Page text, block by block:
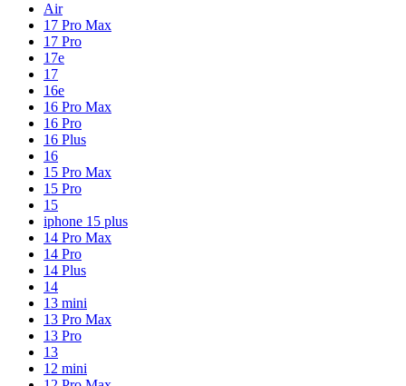
Air
17 Pro Max
17 Pro
17e
17
16e
16 Pro Max
16 Pro
16 Plus
16
15 Pro Max
15 Pro
15
iphone 15 plus
14 Pro Max
14 Pro
14 Plus
14
13 mini
13 Pro Max
13 Pro
13
12 mini